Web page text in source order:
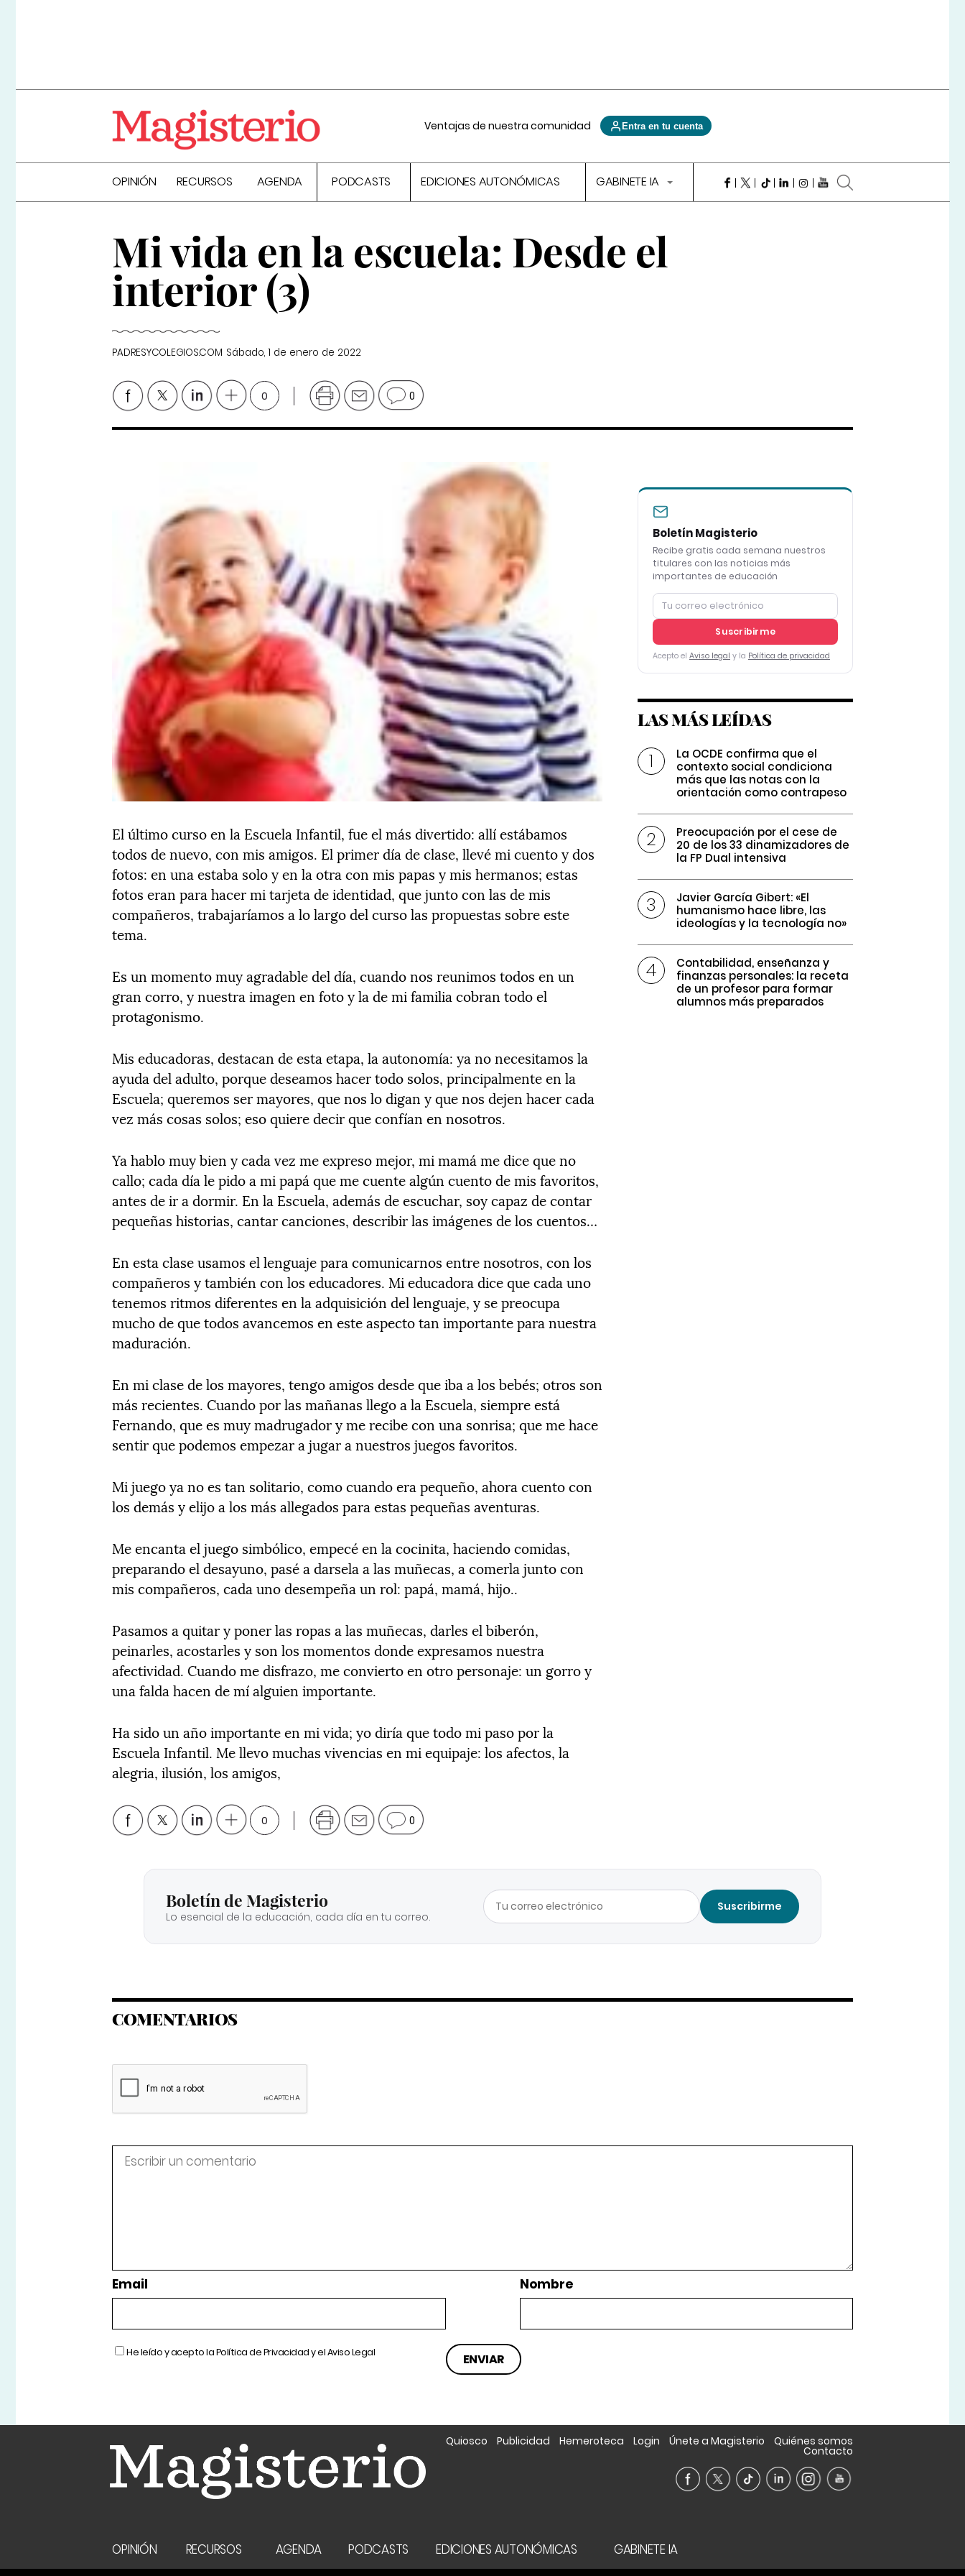
Ventajas de nuestra comunidad Entra en tu cuenta
OPINIÓN RECURSOS AGENDA PODCASTS EDICIONES AUTONÓMICAS GABINETE IA
Mi vida en la escuela: Desde el
interior (3)
PADRESYCOLEGIOS.COM Sábado, 1 de enero de 2022
0 0
El último curso en la Escuela Infantil, fue el más divertido: allí estábamos
todos de nuevo, con mis amigos. El primer día de clase, llevé mi cuento y dos
fotos: en una estaba solo y en la otra con mis papas y mis hermanos; estas
fotos eran para hacer mi tarjeta de identidad, que junto con las de mis
compañeros, trabajaríamos a lo largo del curso las propuestas sobre este
tema.
Es un momento muy agradable del día, cuando nos reunimos todos en un
gran corro, y nuestra imagen en foto y la de mi familia cobran todo el
protagonismo.
Mis educadoras, destacan de esta etapa, la autonomía: ya no necesitamos la
ayuda del adulto, porque deseamos hacer todo solos, principalmente en la
Escuela; queremos ser mayores, que nos lo digan y que nos dejen hacer cada
vez más cosas solos; eso quiere decir que confían en nosotros.
Ya hablo muy bien y cada vez me expreso mejor, mi mamá me dice que no
callo; cada día le pido a mi papá que me cuente algún cuento de mis favoritos,
antes de ir a dormir. En la Escuela, además de escuchar, soy capaz de contar
pequeñas historias, cantar canciones, describir las imágenes de los cuentos…
En esta clase usamos el lenguaje para comunicarnos entre nosotros, con los
compañeros y también con los educadores. Mi educadora dice que cada uno
tenemos ritmos diferentes en la adquisición del lenguaje, y se preocupa
mucho de que todos avancemos en este aspecto tan importante para nuestra
maduración.
En mi clase de los mayores, tengo amigos desde que iba a los bebés; otros son
más recientes. Cuando por las mañanas llego a la Escuela, siempre está
Fernando, que es muy madrugador y me recibe con una sonrisa; que me hace
sentir que podemos empezar a jugar a nuestros juegos favoritos.
Mi juego ya no es tan solitario, como cuando era pequeño, ahora cuento con
los demás y elijo a los más allegados para estas pequeñas aventuras.
Me encanta el juego simbólico, empecé en la cocinita, haciendo comidas,
preparando el desayuno, pasé a darsela a las muñecas, a comerla junto con
mis compañeros, cada uno desempeña un rol: papá, mamá, hijo..
Pasamos a quitar y poner las ropas a las muñecas, darles el biberón,
peinarles, acostarles y son los momentos donde expresamos nuestra
afectividad. Cuando me disfrazo, me convierto en otro personaje: un gorro y
una falda hacen de mí alguien importante.
Ha sido un año importante en mi vida; yo diría que todo mi paso por la
Escuela Infantil. Me llevo muchas vivencias en mi equipaje: los afectos, la
alegria, ilusión, los amigos,
0 0
Boletín Magisterio
Recibe gratis cada semana nuestros
titulares con las noticias más
importantes de educación
Suscribirme
Acepto el Aviso legal y la Política de privacidad
LAS MÁS LEÍDAS
La OCDE confirma que el
contexto social condiciona
más que las notas con la
orientación como contrapeso
Preocupación por el cese de
20 de los 33 dinamizadores de
la FP Dual intensiva
Javier García Gibert: «El
humanismo hace libre, las
ideologías y la tecnología no»
Contabilidad, enseñanza y
finanzas personales: la receta
de un profesor para formar
alumnos más preparados
Boletín de Magisterio
Lo esencial de la educación, cada día en tu correo.
Suscribirme
COMENTARIOS
Email Nombre
He leído y acepto laPolítica de Privacidady elAviso Legal
Quiosco Publicidad Hemeroteca Login Únete a Magisterio Quiénes somos
Contacto
OPINIÓN RECURSOS AGENDA PODCASTS EDICIONES AUTONÓMICAS GABINETE IA